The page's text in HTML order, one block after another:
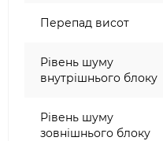
Перепад висот
Рівень шуму
внутрішнього блоку
Рівень шуму
зовнішнього блоку